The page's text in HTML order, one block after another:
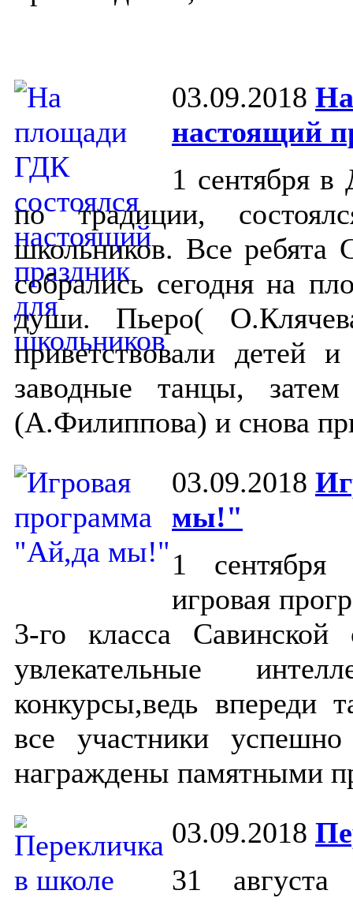
03.09.2018
настоящий
1 сентября
по традиции,
школьников. Все ребята
собрались сегодня на
души. Пьеро(
приветствовали детей
заводные танцы,
(А.Филиппова) и снова
03.09.2018
мы!"
1 сентября
игровая
3-го класса
увлекательные
конкурсы,ведь впереди
все участники
награждены памятными
03.09.2018
31